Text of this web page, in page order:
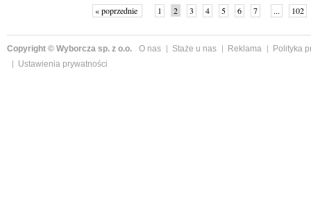
« poprzednie 1 2 3 4 5 6 7 ... 102
Copyright © Wyborcza sp. z o.o. O nas Staże u nas Reklama
Polityka
Ustawienia prywatności